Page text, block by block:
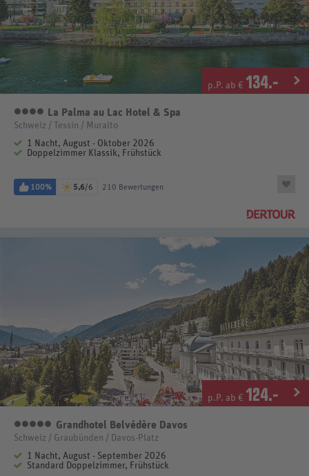
p.P. ab € 134.-
4 Sterne
La Palma au Lac Hotel & Spa
Schweiz / Tessin / Muralto
1 Nacht, August - Oktober 2026
Doppelzimmer Klassik, Frühstück
100% 5,6/6 210 Bewertungen
p.P. ab € 124.-
5 Sterne
Grandhotel Belvédère Davos
Schweiz / Graubünden / Davos-Platz
1 Nacht, August - September 2026
Standard Doppelzimmer, Frühstück